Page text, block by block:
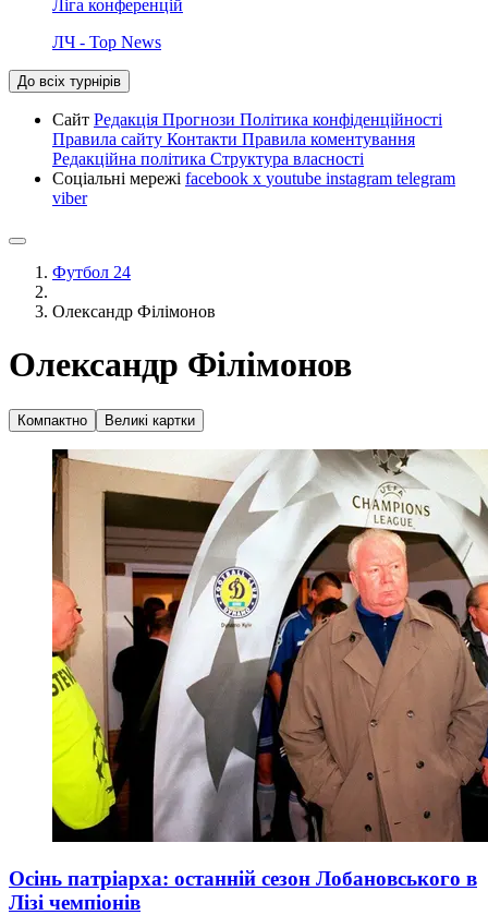
Ліга конференцій
ЛЧ - Top News
До всіх турнірів
Сайт Редакція Прогнози Політика конфіденційності
Правила сайту Контакти Правила коментування
Редакційна політика Структура власності
Соціальні мережі facebook x youtube instagram telegram
viber
Футбол 24
Олександр Філімонов
Олександр Філімонов
Компактно Великі картки
Осінь патріарха: останній сезон Лобановського в
Лізі чемпіонів